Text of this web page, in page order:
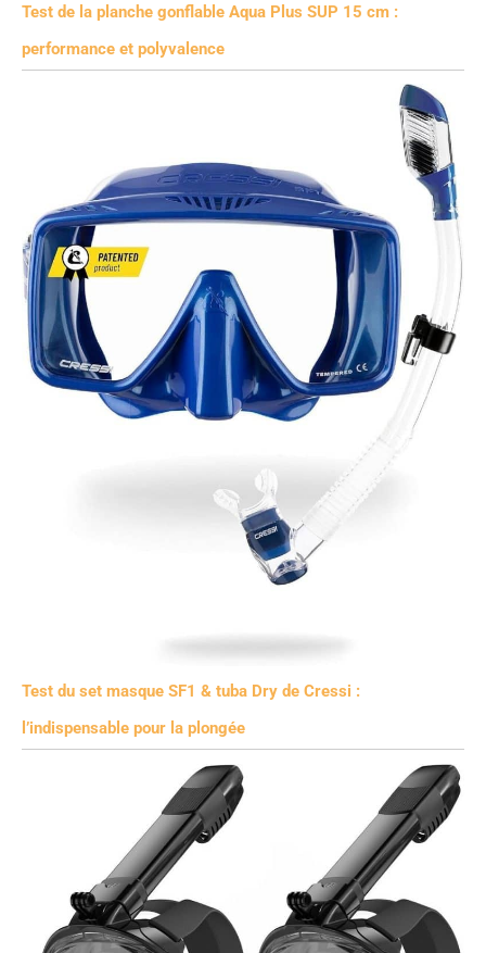
Test de la planche gonflable Aqua Plus SUP 15 cm :
performance et polyvalence
Test du set masque SF1 & tuba Dry de Cressi :
l’indispensable pour la plongée